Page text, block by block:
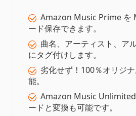
Amazon Music Prime を
ード保存できます。
曲名、アーティスト、ア
にタグ付けします。
劣化せず！100％オリジ
能。
Amazon Music Unlimited
ードと変換も可能です。